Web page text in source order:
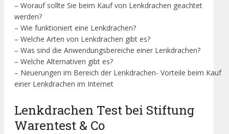
– Worauf sollte Sie beim Kauf von Lenkdrachen geachtet
werden?
– Wie funktioniert eine Lenkdrachen?
– Welche Arten von Lenkdrachen gibt es?
– Was sind die Anwendungsbereiche einer Lenkdrachen?
– Welche Alternativen gibt es?
– Neuerungen im Bereich der Lenkdrachen- Vorteile beim Kauf
einer Lenkdrachen im Internet
Lenkdrachen Test bei Stiftung
Warentest & Co